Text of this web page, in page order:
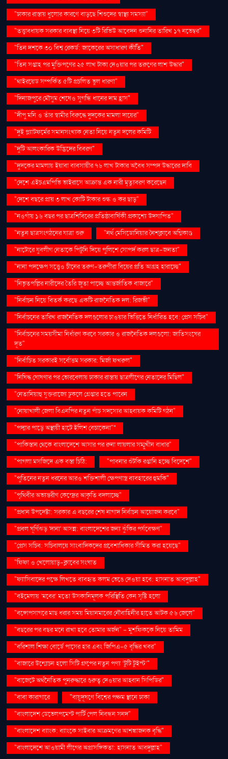
"ঢাকার রাস্তায় ধুলোর কারণে বাড়ছে শিশুদের স্বাস্থ্য সমস্যা"
"তত্ত্বাবধায়ক সরকার ব্যবস্থা নিয়ে ৩টি রিভিউ আবেদন শুনানির তারিখ ১৭ নভেম্বর"
"তিন দশকে ৩০ বিশ্ব রেকর্ড: জাকেরের অসাধারণ কীর্তি"
"তিন সপ্তাহ পর মুক্তিপণের ২৫ লাখ টাকা দেওয়ার পর তরুণের লাশ উদ্ধার"
"থাইরয়েড সম্পর্কিত ৫টি প্রচলিত ভুল ধারণা"
"দিনাজপুরে মৌসুম শেষেও সুগন্ধি ধানের দাম হ্রাস"
"দীপু মনি ও তাঁর স্বামীর বিরুদ্ধে দুদকের মামলা দায়ের"
"দুই প্ল্যাটফর্মের সমানসংখ্যক নেতা নিয়ে নতুন দলের কমিটি
"দুটি আলংকারিক উদ্ভিদের বিবরণ"
"দুদকের মামলায় ইয়াবা ব্যবসায়ীর ৭৬ লাখ টাকার অবৈধ সম্পদ উদ্ধারের দাবি
"দেশে এইচএমপিভি ভাইরাসে আক্রান্ত এক নারী মৃত্যুবরণ করেছেন
"দেশে বছরে প্রায় ৩ লাখ কোটি টাকার শুল্ক ও কর ছাড়"
"নওগাঁয় ১৬ বছর পর ছাত্রশিবিরের প্রতিষ্ঠাবার্ষিকী প্রকাশ্যে উদযাপিত"
"নতুন ছাত্রসংগঠনের যাত্রা শুরু
"নর্থ মেসিডোনিয়ার নৈশক্লাবে অগ্নিকাণ্ড
"নাটোরে যুবলীগ নেতাকে পিটুনি দিয়ে পুলিশে সোপর্দ করল ছাত্র-জনতা"
"নানা পদক্ষেপ সত্ত্বেও চীনের তরুণ-তরুণীরা বিয়ের প্রতি আগ্রহ হারাচ্ছে"
"নিভৃতপল্লির নারীদের তৈরি জুতা পাচ্ছে আন্তর্জাতিক বাজারে"
"নির্বাচন নিয়ে বিতর্ক করছে একটি রাজনৈতিক দল: রিজভী"
"নির্বাচনের তারিখ রাজনৈতিক দলগুলোর চাওয়ার ভিত্তিতে নির্ধারিত হবে: প্রেস সচিব"
"নির্বাচনের সময়সীমা নির্ধারণ করবে সরকার ও রাজনৈতিক দলগুলো: জাতিসংঘের
দূত"
"নির্বাচিত সরকারই সর্বোত্তম সরকার: মির্জা ফখরুল"
"নিষিদ্ধ ঘোষণার পর ভোরবেলায় ঢাকার রাস্তায় ছাত্রলীগের নেতাদের মিছিল"
"নেতানিয়াহু যুক্তরাজ্যে ঢুকলে গ্রেপ্তার হতে পারেন
"নোয়াখালী জেলা বিএনপির নতুন পাঁচ সদস্যের আহ্বায়ক কমিটি গঠন"
"পদ্মার পাড়ে অস্থায়ী হাটে ইলিশ বেচাকেনা"''
"পাকিস্তান থেকে বাংলাদেশে আসার পর রুনা লায়লার সম্মুখীন বাধার"
"পাগলা মসজিদে এক বস্তা চিঠি:
"পাবনার শুঁটকি রপ্তানি হচ্ছে বিদেশে"
"পুতিনের নতুন ধরনের আরও শক্তিশালী ক্ষেপণাস্ত্র ব্যবহারের হুমকি"
"পৃথিবীর অভ্যন্তরীণ কেন্দ্রের আকৃতি বদলাচ্ছে"
"প্রধান উপদেষ্টা: সরকার এ বছরের শেষ নাগাদ নির্বাচন আয়োজন করবে"
"প্রবল ঘূর্ণিঝড় 'দানা' আসন্ন: বাংলাদেশের জন্য ঝুঁকির পর্যবেক্ষণ"
"প্রেস সচিব: সচিবালয়ে সাংবাদিকদের প্রবেশাধিকার সীমিত করা হয়েছে"
"ফিফা ও খেলোয়াড়-ক্লাবের সংঘাত
"ফ্যাসিবাদের পক্ষে লিখতে ব্যবহৃত কলম ভেঙে দেওয়া হবে: হাসনাত আবদুল্লাহ"
"বইমেলায় ‘মবের’ মতো উসকানিমূলক পরিস্থিতি কেন সৃষ্টি হলো
"বঙ্গোপসাগরে মাছ ধরার সময় মিয়ানমারের নৌবাহিনীর হাতে আটক ৫৬ জেলে"
"বছরের পর বছর মনে রাখা হবে তোমার অর্জন" – মুশফিককে নিয়ে তামিম
"বরিশাল শিক্ষা বোর্ডে পাসের হার এবং জিপিএ-৫ বৃদ্ধির খবর"
"বাজারে উন্মোচন হলো সিটি গ্রুপের নতুন পণ্য ‘টুটি টুইস্ট’"
"বাজেটে অর্থনৈতিক পুনরুদ্ধারে গুরুত্ব দেওয়ার আহ্বান সিপিডির"
"বাবা কারাগারে
"বায়ুদূষণে বিশ্বের পঞ্চম স্থানে ঢাকা
"বাংলাদেশ ডেভেলপমেন্ট পার্টি পেল নিবন্ধন সনদ"
"বাংলাদেশ ব্যাংক: ব্যাংকে সাইবার আক্রমণের আশঙ্কাজনক বৃদ্ধি"
"বাংলাদেশে আওয়ামী লীগের অপ্রাসঙ্গিকতা: হাসনাত আবদুল্লাহ"